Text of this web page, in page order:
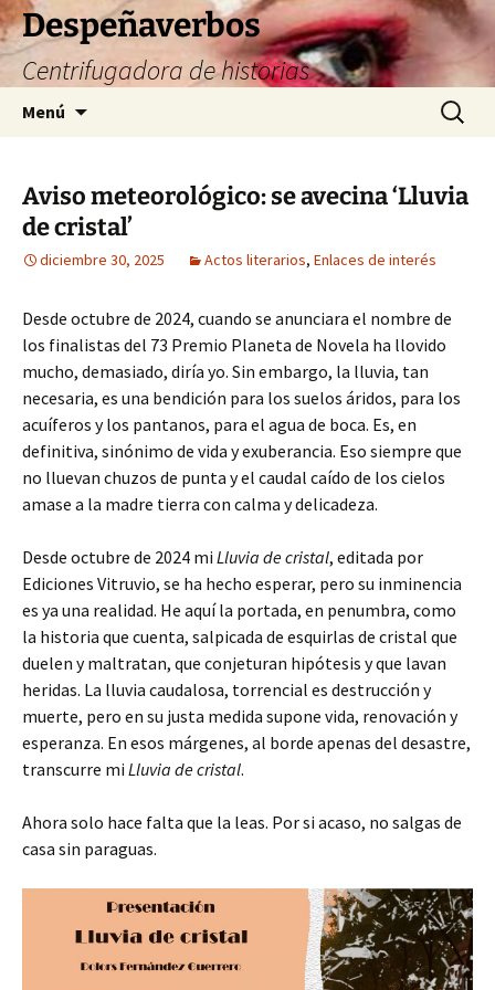
Saltar
al
contenido
Despeñaverbos
Centrifugadora de historias
Menú Buscar:
Aviso meteorológico: se avecina ‘Lluvia
de cristal’
diciembre 30, 2025 Actos literarios, Enlaces de interés
Desde octubre de 2024, cuando se anunciara el nombre de
los finalistas del 73 Premio Planeta de Novela ha llovido
mucho, demasiado, diría yo. Sin embargo, la lluvia, tan
necesaria, es una bendición para los suelos áridos, para los
acuíferos y los pantanos, para el agua de boca. Es, en
definitiva, sinónimo de vida y exuberancia. Eso siempre que
no lluevan chuzos de punta y el caudal caído de los cielos
amase a la madre tierra con calma y delicadeza.
Desde octubre de 2024 mi Lluvia de cristal, editada por
Ediciones Vitruvio, se ha hecho esperar, pero su inminencia
es ya una realidad. He aquí la portada, en penumbra, como
la historia que cuenta, salpicada de esquirlas de cristal que
duelen y maltratan, que conjeturan hipótesis y que lavan
heridas. La lluvia caudalosa, torrencial es destrucción y
muerte, pero en su justa medida supone vida, renovación y
esperanza. En esos márgenes, al borde apenas del desastre,
transcurre mi Lluvia de cristal.
Ahora solo hace falta que la leas. Por si acaso, no salgas de
casa sin paraguas.